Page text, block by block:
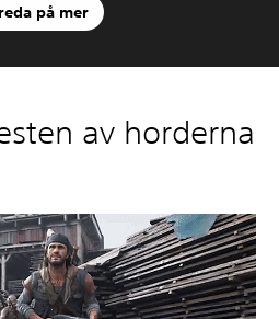
på mer
av horderna